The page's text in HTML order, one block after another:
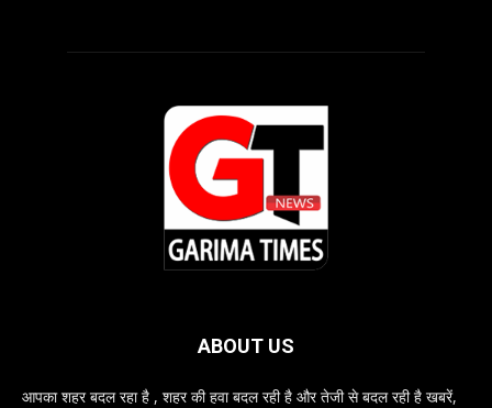
ABOUT US
आपका शहर बदल रहा है , शहर की हवा बदल रही है और तेजी से बदल रही है खबरें,